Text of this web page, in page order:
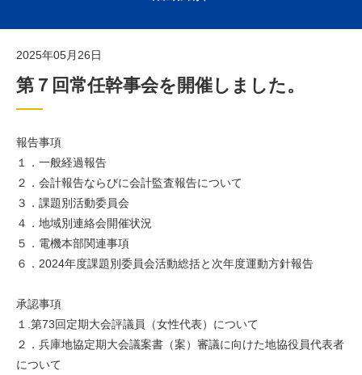
2025年05月26日
第７回常任幹事会を開催しました。
報告事項
１．一般経過報告
２．会計報告ならびに会計監査報告について
３．課題別活動委員会
４．地域別連絡会開催状況
５．電機本部関連事項
６．2024年度課題別委員会活動総括と次年度運動方針報告
承認事項
１.第73回定期大会評議員（女性代表）について
２．兵庫地協定期大会議案書（案）審議に向けた地協役員代表者
について